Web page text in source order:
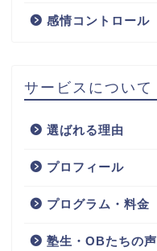
感情コントロール
サービスについて
選ばれる理由
プロフィール
プログラム・料金
塾生・OBたちの声